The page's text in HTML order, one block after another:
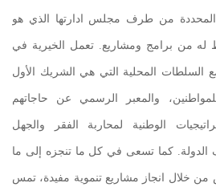
المحددة من طرف مجلس ادارتها الذي هو
له من برامج ومشاريع. تعمل الخيرية في
السلطات المحلية التي هي الشريك الأول
والمعبر الرسمي عن حاجاتهم
الوطنية لمحاربة الفقر والجهل
كما تسعى في كل ما تنجزه إلى ما
خلال انجاز مشاريع تنموية مفيدة، تمس